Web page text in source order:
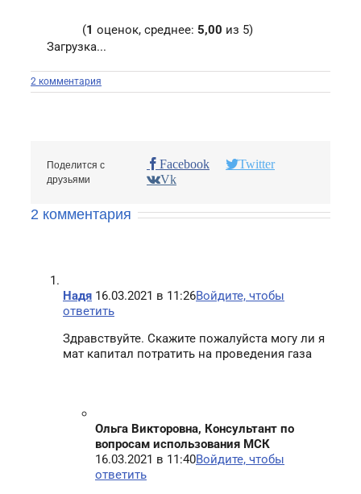
(1 оценок, среднее: 5,00 из 5)
Загрузка...
2 комментария
Поделится с
друзьями
Facebook
Twitter
Vk
2 комментария
Надя 16.03.2021 в 11:26Войдите, чтобы
ответить
Здравствуйте. Скажите пожалуйста могу ли я
мат капитал потратить на проведения газа
Ольга Викторовна, Консультант по
вопросам использования МСК
16.03.2021 в 11:40Войдите, чтобы
ответить